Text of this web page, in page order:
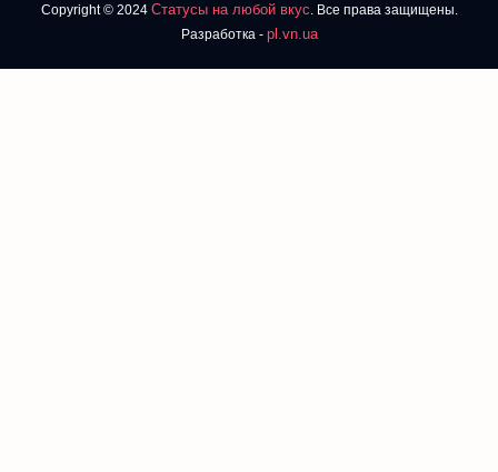
Copyright © 2024 Статусы на любой вкус. Все права защищены.
Разработка - pl.vn.ua